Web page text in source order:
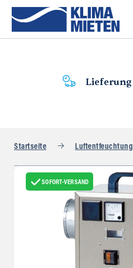
Lieferung
Startseite Luftentfeuchtung
SOFORT-VERSAND